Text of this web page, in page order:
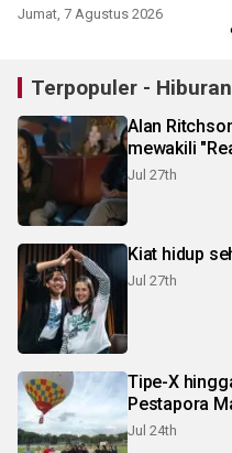
Jumat, 7 Agustus 2026
Terpopuler - Hiburan
Alan
mewakili
Jul 27th
Kiat hidup
Jul 27th
Tipe-X
Pestapora
Jul 24th